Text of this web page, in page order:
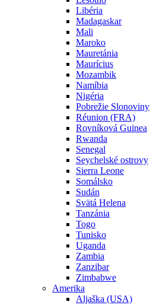
Libéria
Madagaskar
Mali
Maroko
Mauretánia
Maurícius
Mozambik
Namíbia
Nigéria
Pobrežie Slonoviny
Réunion (FRA)
Rovníková Guinea
Rwanda
Senegal
Seychelské ostrovy
Sierra Leone
Somálsko
Sudán
Svätá Helena
Tanzánia
Togo
Tunisko
Uganda
Zambia
Zanzibar
Zimbabwe
Amerika
Aljaška (USA)